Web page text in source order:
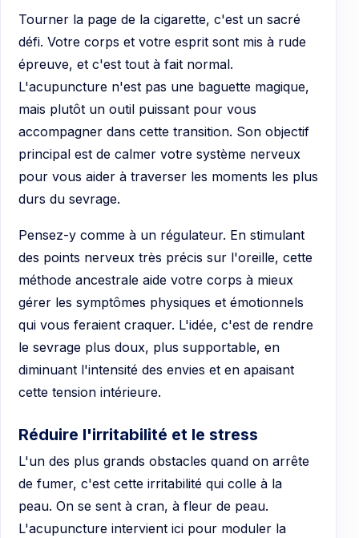
Tourner la page de la cigarette, c'est un sacré
défi. Votre corps et votre esprit sont mis à rude
épreuve, et c'est tout à fait normal.
L'acupuncture n'est pas une baguette magique,
mais plutôt un outil puissant pour vous
accompagner dans cette transition. Son objectif
principal est de calmer votre système nerveux
pour vous aider à traverser les moments les plus
durs du sevrage.
Pensez-y comme à un régulateur. En stimulant
des points nerveux très précis sur l'oreille, cette
méthode ancestrale aide votre corps à mieux
gérer les symptômes physiques et émotionnels
qui vous feraient craquer. L'idée, c'est de rendre
le sevrage plus doux, plus supportable, en
diminuant l'intensité des envies et en apaisant
cette tension intérieure.
Réduire l'irritabilité et le stress
L'un des plus grands obstacles quand on arrête
de fumer, c'est cette irritabilité qui colle à la
peau. On se sent à cran, à fleur de peau.
L'acupuncture intervient ici pour moduler la